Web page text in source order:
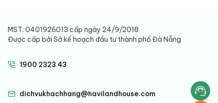
MST: 0401926013 cấp ngày 24/9/2018
Được cấp bởi Sở kế hoạch đầu tư thành phố Đà Nẵng
1900 2323 43
dichvukhachhang@havilandhouse.com